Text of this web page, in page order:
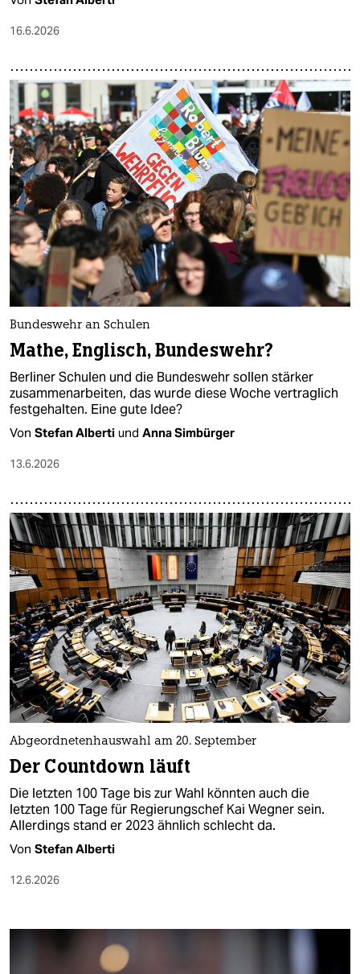
16.6.2026
Bundeswehr an Schulen
Mathe, Englisch, Bundeswehr?
Berliner Schulen und die Bundeswehr sollen stärker
zusammenarbeiten, das wurde diese Woche vertraglich
festgehalten. Eine gute Idee?
Von Stefan Alberti und Anna Simbürger
13.6.2026
Abgeordnetenhauswahl am 20. September
Der Countdown läuft
Die letzten 100 Tage bis zur Wahl könnten auch die
letzten 100 Tage für Regierungschef Kai Wegner sein.
Allerdings stand er 2023 ähnlich schlecht da.
Von Stefan Alberti
12.6.2026